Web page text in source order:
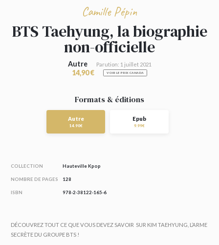
Camille Pépin
BTS Taehyung, la biographie
non-officielle
Autre Parution: 1 juillet 2021
14,90 € VOIR LE PRIX CANADA
Formats & éditions
Autre
14.90€
Epub
9.99€
COLLECTION Hauteville Kpop
NOMBRE DE PAGES 128
ISBN 978-2-38122-165-6
DÉCOUVREZ TOUT CE QUE VOUS DEVEZ SAVOIR SUR KIM TAEHYUNG, L’ARME
SECRÈTE DU GROUPE BTS !